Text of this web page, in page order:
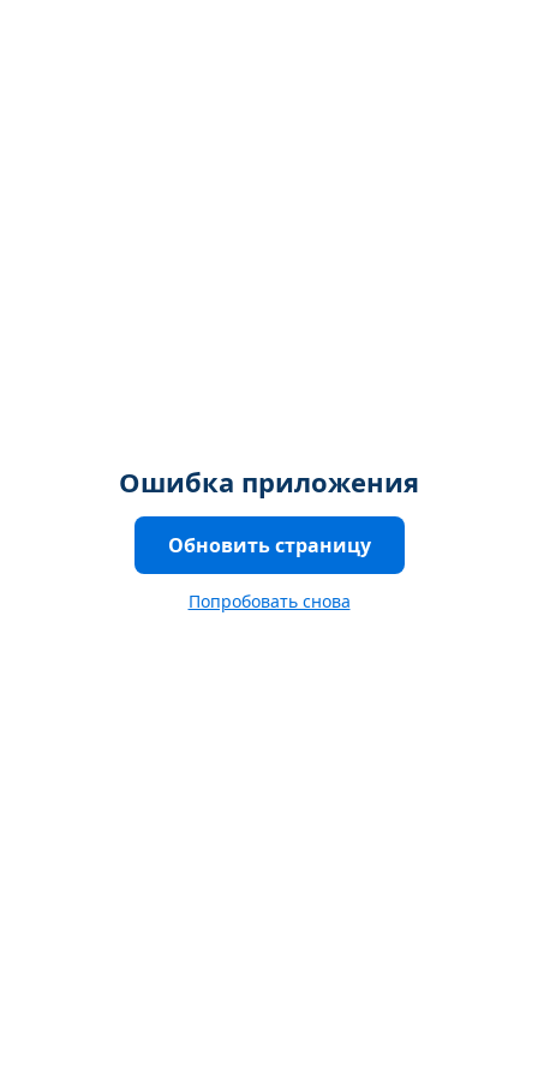
Ошибка приложения
Обновить страницу
Попробовать снова